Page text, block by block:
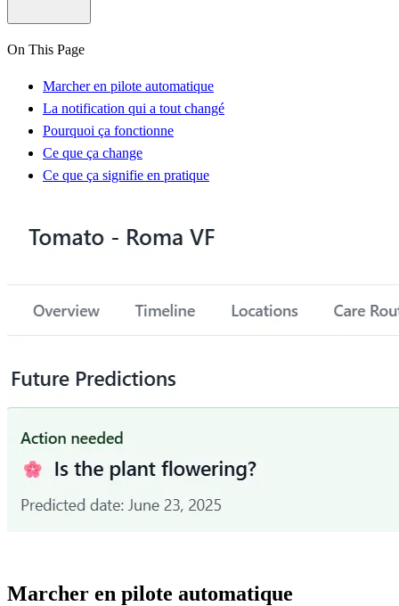
On This Page
Marcher en pilote automatique
La notification qui a tout changé
Pourquoi ça fonctionne
Ce que ça change
Ce que ça signifie en pratique
Marcher en pilote automatique